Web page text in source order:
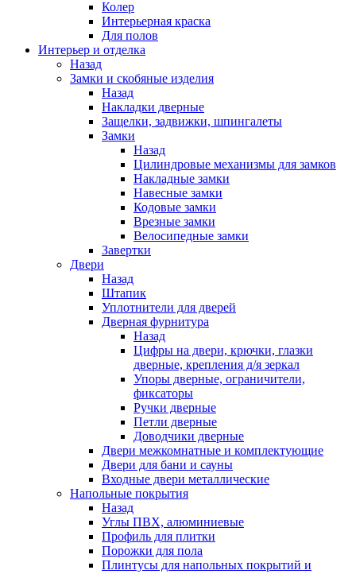
Колер
Интерьерная краска
Для полов
Интерьер и отделка
Назад
Замки и скобяные изделия
Назад
Накладки дверные
Защелки, задвижки, шпингалеты
Замки
Назад
Цилиндровые механизмы для замков
Накладные замки
Навесные замки
Кодовые замки
Врезные замки
Велосипедные замки
Завертки
Двери
Назад
Штапик
Уплотнители для дверей
Дверная фурнитура
Назад
Цифры на двери, крючки, глазки
дверные, крепления д/я зеркал
Упоры дверные, ограничители,
фиксаторы
Ручки дверные
Петли дверные
Доводчики дверные
Двери межкомнатные и комплектующие
Двери для бани и сауны
Входные двери металлические
Напольные покрытия
Назад
Углы ПВХ, алюминиевые
Профиль для плитки
Порожки для пола
Плинтусы для напольных покрытий и